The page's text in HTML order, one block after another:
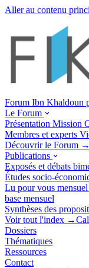
Aller au contenu
Forum Ibn Khaldoun
Le Forum
Présentation Mission
Membres et experts
Découvrir le Forum →
Publications
Exposés et débats
Études socio-
Lu pour vous mensuel
base mensuel
Synthèses des
Voir tout l'index →
Dossiers
Thématiques
Ressources
Contact